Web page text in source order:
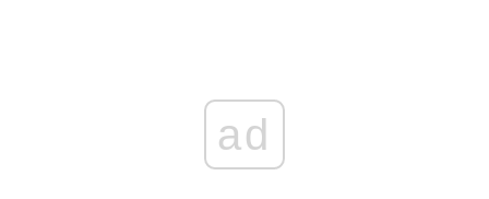
ad